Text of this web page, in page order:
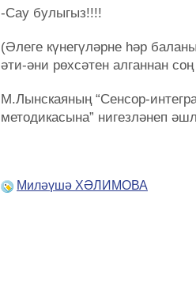
-Сау булыгыз!!!!
(Әлеге күнегүләрне һәр
әти-әни рөхсәтен алганнан
М.Лынскаяның “Сенсор-
методикасына” нигезләнеп
Миләүшә ХӘЛИМОВА